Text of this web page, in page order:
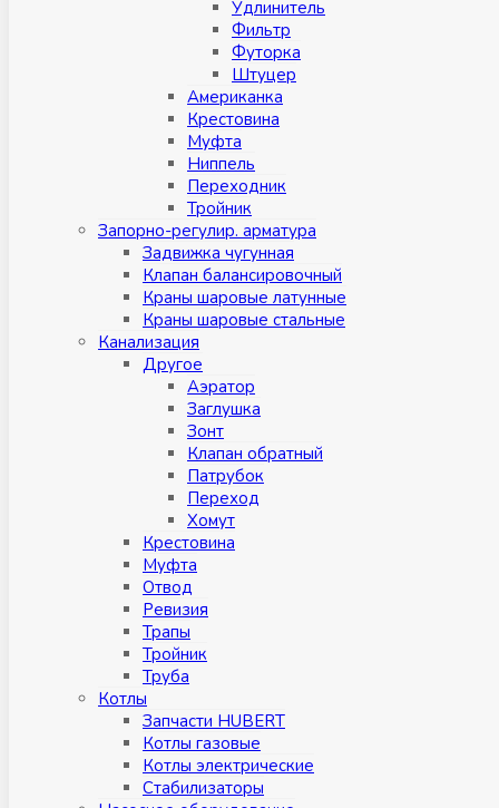
Удлинитель
Фильтр
Футорка
Штуцер
Американка
Крестовина
Муфта
Ниппель
Переходник
Тройник
Запорно-регулир. арматура
Задвижка чугунная
Клапан балансировочный
Краны шаровые латунные
Краны шаровые стальные
Канализация
Другое
Аэратор
Заглушкa
Зонт
Клапан обратный
Патрубок
Переход
Хомут
Крестовина
Муфтa
Отвод
Ревизия
Трапы
Тройник
Труба
Котлы
Запчасти HUBERT
Котлы газовые
Котлы электрические
Стабилизаторы